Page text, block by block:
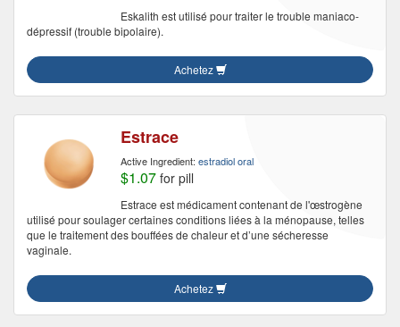
Eskalith est utilisé pour traiter le trouble maniaco-
dépressif (trouble bipolaire).
Achetez
Estrace
Active Ingredient: estradiol oral
$1.07 for pill
Estrace est médicament contenant de l'œstrogène
utilisé pour soulager certaines conditions liées à la ménopause, telles
que le traitement des bouffées de chaleur et d’une sécheresse
vaginale.
Achetez